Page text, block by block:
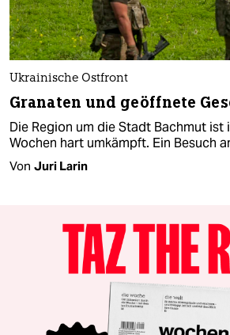
Ukrainische Ostfront
Granaten und geöffnete
Die Region um die Stadt Bachmut ist
Wochen hart umkämpft. Ein Besuch
Von Juri Larin